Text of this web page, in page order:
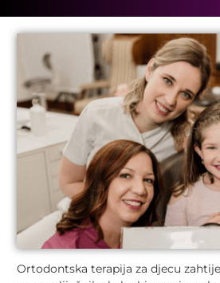
Ortodontska terapija za djecu